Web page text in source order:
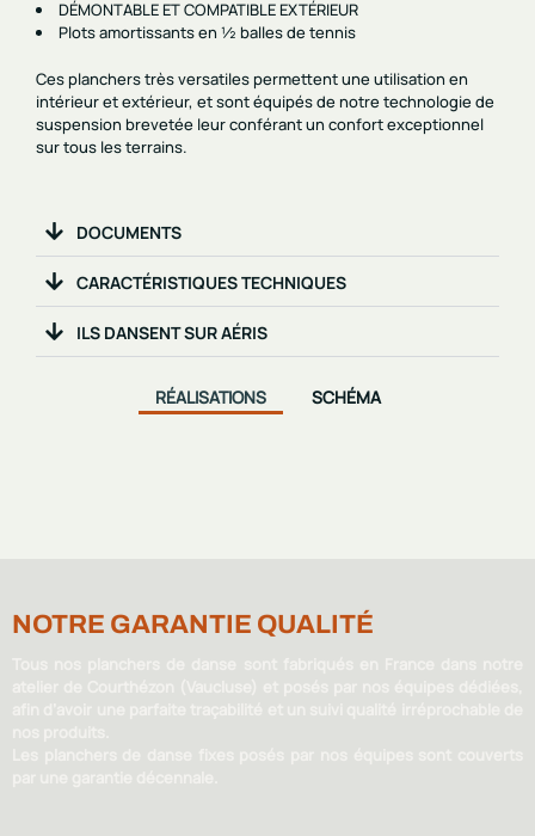
DÉMONTABLE ET COMPATIBLE EXTÉRIEUR
Plots amortissants en ½ balles de tennis
Ces planchers très versatiles permettent une utilisation en
intérieur et extérieur, et sont équipés de notre technologie de
suspension brevetée leur conférant un confort exceptionnel
sur tous les terrains.
DOCUMENTS
CARACTÉRISTIQUES TECHNIQUES
ILS DANSENT SUR AÉRIS
RÉALISATIONS SCHÉMA
NOTRE GARANTIE QUALITÉ